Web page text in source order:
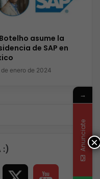
asume la
de SAP en
de enero de 2024
:) ×
→
Anunciate